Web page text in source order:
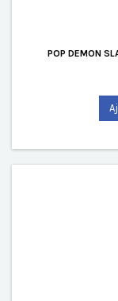
POP DEMON